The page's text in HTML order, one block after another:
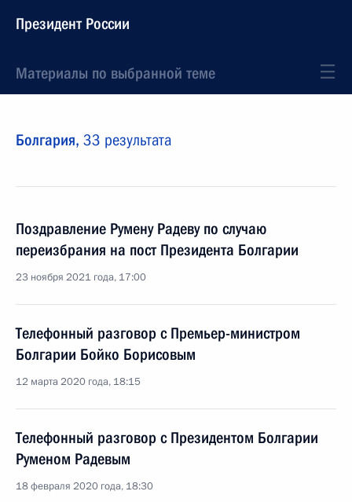
Президент России
Материалы по выбранной теме
Болгария, 33 результата
Поздравление Румену Радеву по случаю
переизбрания на пост Президента Болгарии
23 ноября 2021 года, 17:00
Телефонный разговор с Премьер-министром
Болгарии Бойко Борисовым
12 марта 2020 года, 18:15
Телефонный разговор с Президентом Болгарии
Руменом Радевым
18 февраля 2020 года, 18:30